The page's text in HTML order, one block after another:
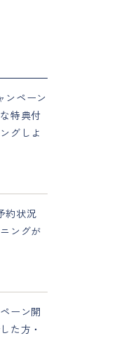
ンペーン
特典付
グしよ
約状況
ングが
ーン開
た方・